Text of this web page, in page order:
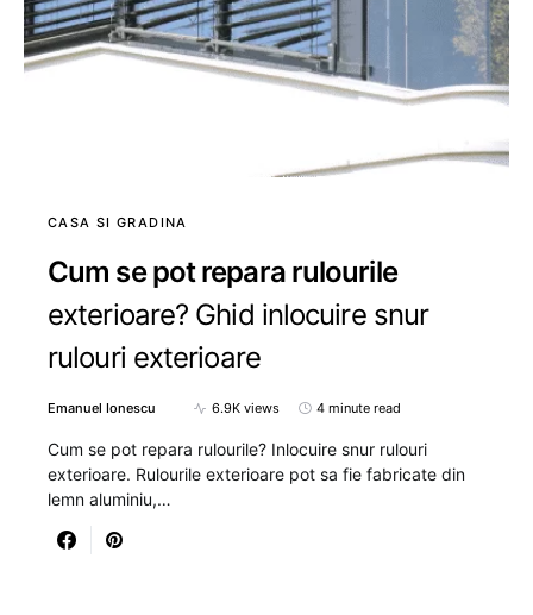
CASA SI GRADINA
Cum se pot repara rulourile
exterioare? Ghid inlocuire snur
rulouri exterioare
Emanuel Ionescu 6.9K views 4 minute read
Cum se pot repara rulourile? Inlocuire snur rulouri
exterioare. Rulourile exterioare pot sa fie fabricate din
lemn aluminiu,…